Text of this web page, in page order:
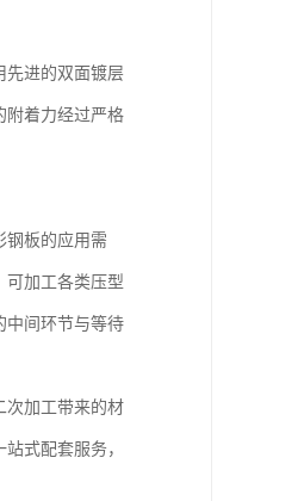
先进的双面镀层
附着力经过严格
钢板的应用需
可加工各类压型
中间环节与等待
次加工带来的材
式配套服务，